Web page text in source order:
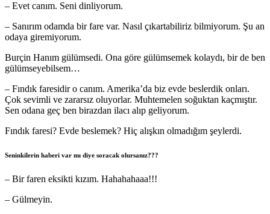
– Evet canım. Seni dinliyorum.
– Sanırım odamda bir fare var. Nasıl çıkartabiliriz bilmiyorum. Şu an
odaya giremiyorum.
Burçin Hanım gülümsedi. Ona göre gülümsemek kolaydı, bir de ben
gülümseyebilsem…
– Fındık faresidir o canım. Amerika’da biz evde beslerdik onları.
Çok sevimli ve zararsız oluyorlar. Muhtemelen soğuktan kaçmıştır.
Sen odana geç ben birazdan ilacı alıp geliyorum.
Fındık faresi? Evde beslemek? Hiç alışkın olmadığım şeylerdi.
Seninkilerin haberi var mı diye soracak olursanız???
– Bir faren eksikti kızım. Hahahahaaa!!!
– Gülmeyin.